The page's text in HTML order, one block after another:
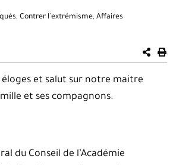
, Contrer l'extrémisme, Affaires
éloges et salut sur notre maitre
et ses compagnons.
du Conseil de l’Académie